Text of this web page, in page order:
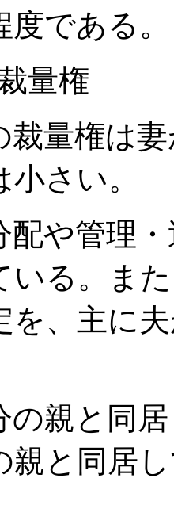
である。
量権
裁量権は
さい。
配や管理
いる。ま
を、主に
の親と同
親と同居